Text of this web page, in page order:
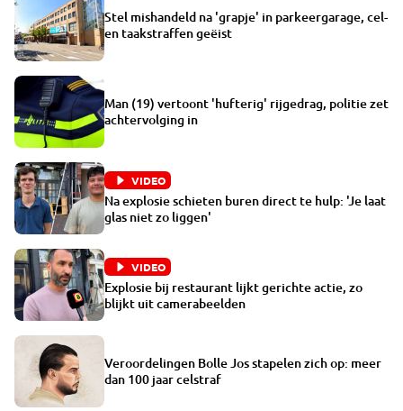
Stel mishandeld na 'grapje' in parkeergarage, cel-
en taakstraffen geëist
Man (19) vertoont 'hufterig' rijgedrag, politie zet
achtervolging in
VIDEO
Na explosie schieten buren direct te hulp: 'Je laat
glas niet zo liggen'
VIDEO
Explosie bij restaurant lijkt gerichte actie, zo
blijkt uit camerabeelden
Veroordelingen Bolle Jos stapelen zich op: meer
dan 100 jaar celstraf